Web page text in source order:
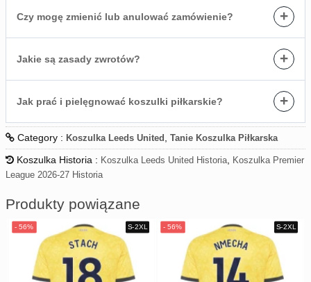
Czy mogę zmienić lub anulować zamówienie? +
Jakie są zasady zwrotów? +
Jak prać i pielęgnować koszulki piłkarskie? +
Category : Koszulka Leeds United , Tanie Koszulka Piłkarska
Koszulka Historia : Koszulka Leeds United Historia, Koszulka Premier
League 2026-27 Historia
Produkty powiązane